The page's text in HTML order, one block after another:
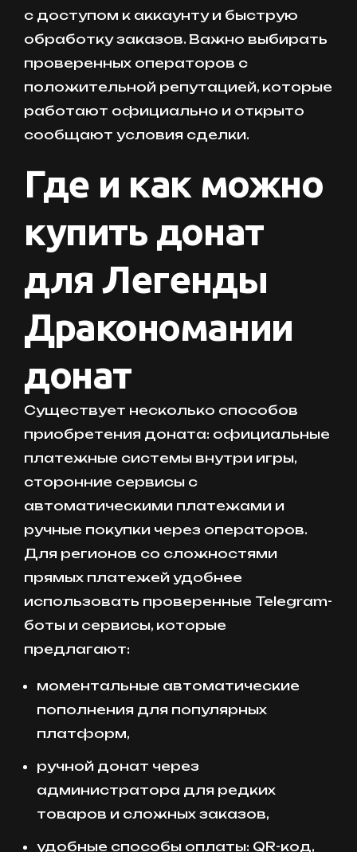
с доступом к аккаунту и быструю
обработку заказов. Важно выбирать
проверенных операторов с
положительной репутацией, которые
работают официально и открыто
сообщают условия сделки.
Где и как можно
купить донат
для Легенды
Дракономании
донат
Существует несколько способов
приобретения доната: официальные
платежные системы внутри игры,
сторонние сервисы с
автоматическими платежами и
ручные покупки через операторов.
Для регионов со сложностями
прямых платежей удобнее
использовать проверенные Telegram-
боты и сервисы, которые
предлагают:
моментальные автоматические
пополнения для популярных
платформ,
ручной донат через
администратора для редких
товаров и сложных заказов,
удобные способы оплаты: QR-код,